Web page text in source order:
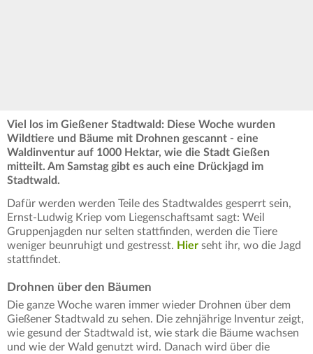
Viel los im Gießener Stadtwald: Diese Woche wurden
Wildtiere und Bäume mit Drohnen gescannt - eine
Waldinventur auf 1000 Hektar, wie die Stadt Gießen
mitteilt. Am Samstag gibt es auch eine Drückjagd im
Stadtwald.
Dafür werden werden Teile des Stadtwaldes gesperrt sein,
Ernst-Ludwig Kriep vom Liegenschaftsamt sagt: Weil
Gruppenjagden nur selten stattfinden, werden die Tiere
weniger beunruhigt und gestresst. Hier seht ihr, wo die Jagd
stattfindet.
Drohnen über den Bäumen
Die ganze Woche waren immer wieder Drohnen über dem
Gießener Stadtwald zu sehen. Die zehnjährige Inventur zeigt,
wie gesund der Stadtwald ist, wie stark die Bäume wachsen
und wie der Wald genutzt wird. Danach wird über die